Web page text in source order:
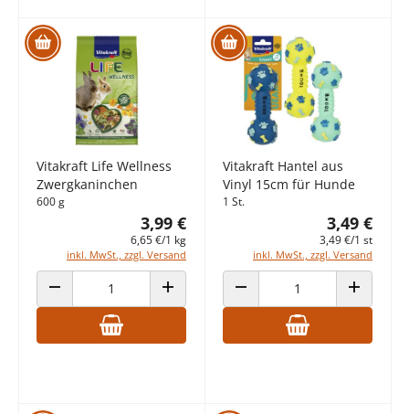
Vitakraft Life Wellness
Zwergkaninchen
600 g
3,99 €
6,65 €/1 kg
inkl. MwSt., zzgl. Versand
ANZAHL VERRINGERN ANZAHL ERHÖHEN
Vitakraft Hantel aus
Vinyl 15cm für Hunde
1 St.
3,49 €
3,49 €/1 st
inkl. MwSt., zzgl. Versand
ANZAHL VERRINGERN ANZAHL